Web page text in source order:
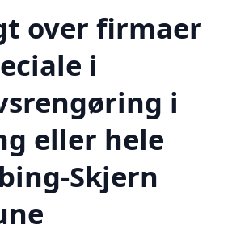
over firmaer
i
i
eller hele
Skjern